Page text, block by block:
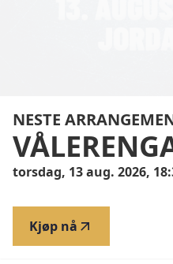
NESTE
torsdag, 13 aug. 2026,
Kjøp nå